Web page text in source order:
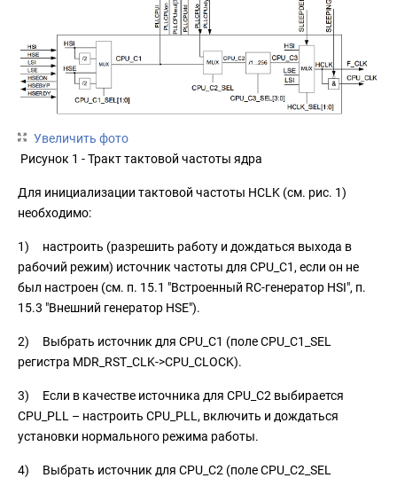
Увеличить фото
Рисунок 1 - Тракт тактовой частоты ядра
Для инициализации тактовой частоты HCLK (см. рис. 1)
необходимо:
1) настроить (разрешить работу и дождаться выхода в
рабочий режим) источник частоты для CPU_C1, если он не
был настроен (см. п. 15.1 "Встроенный RC-генератор HSI", п.
15.3 "Внешний генератор HSE").
2) Выбрать источник для CPU_C1 (поле CPU_C1_SEL
регистра MDR_RST_CLK->CPU_CLOCK).
3) Если в качестве источника для CPU_C2 выбирается
CPU_PLL – настроить CPU_PLL, включить и дождаться
установки нормального режима работы.
4) Выбрать источник для CPU_C2 (поле CPU_C2_SEL